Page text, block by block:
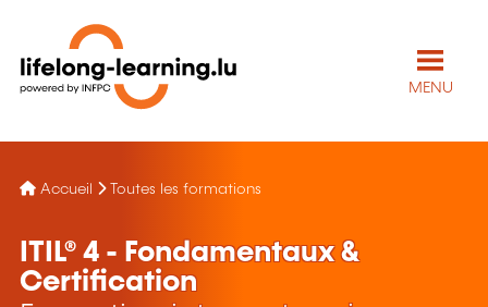
MENU
Accueil Toutes les formations
ITIL® 4 - Fondamentaux &
Certification